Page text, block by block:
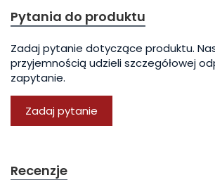
Pytania do produktu
Zadaj pytanie dotyczące produktu.
przyjemnością udzieli szczegółowej
zapytanie.
Zadaj pytanie
Recenzje